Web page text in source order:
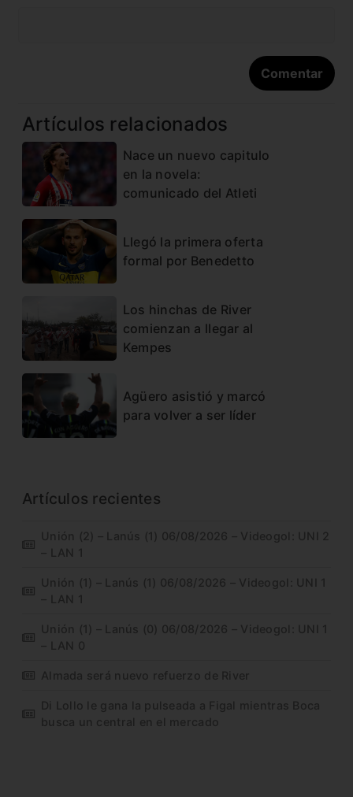
Artículos relacionados
Nace un nuevo capitulo
en la novela:
comunicado del Atleti
Llegó la primera oferta
formal por Benedetto
Los hinchas de River
comienzan a llegar al
Kempes
Agüero asistió y marcó
para volver a ser líder
Artículos recientes
Unión (2) – Lanús (1) 06/08/2026 – Videogol: UNI 2
– LAN 1
Unión (1) – Lanús (1) 06/08/2026 – Videogol: UNI 1
– LAN 1
Unión (1) – Lanús (0) 06/08/2026 – Videogol: UNI 1
– LAN 0
Almada será nuevo refuerzo de River
Di Lollo le gana la pulseada a Figal mientras Boca
busca un central en el mercado